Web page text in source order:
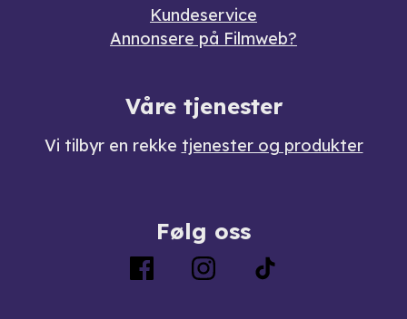
Kundeservice
Annonsere på Filmweb?
Våre tjenester
Vi tilbyr en rekke tjenester og produkter
Følg oss